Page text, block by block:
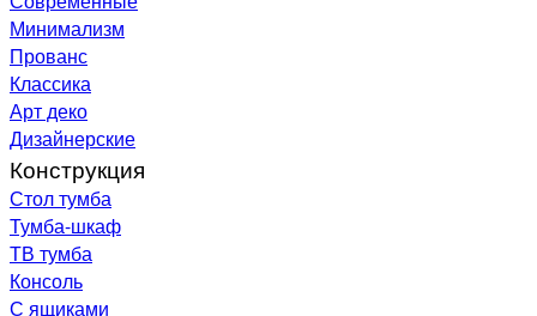
Минимализм
Прованс
Классика
Арт деко
Дизайнерские
Конструкция
Стол тумба
Тумба-шкаф
ТВ тумба
Консоль
С ящиками